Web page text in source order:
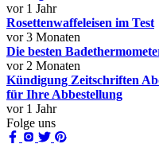
vor 1 Jahr
Rosettenwaffeleisen im Test
vor 3 Monaten
Die besten
vor 2 Monaten
Kündigung Zeitschriften
für Ihre Abbestellung
vor 1 Jahr
Folge uns